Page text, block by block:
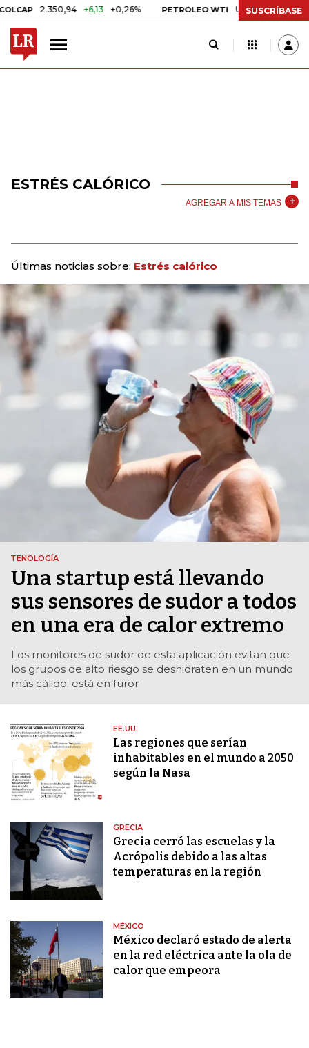
2.350,94 +6,13 +0,26% PETRÓLEO WTI US$ 78,01 US$ 2,92
SUSCRÍBASE
ESTRÉS CALÓRICO
AGREGAR A MIS TEMAS
Últimas noticias sobre: Estrés calórico
TENOLOGÍA
Una startup está llevando
sus sensores de sudor a todos
en una era de calor extremo
Los monitores de sudor de esta aplicación evitan que
los grupos de alto riesgo se deshidraten en un mundo
más cálido; está en furor
EE.UU.
Las regiones que serían
inhabitables en el mundo a 2050
según la Nasa
GRECIA
Grecia cerró las escuelas y la
Acrópolis debido a las altas
temperaturas en la región
MÉXICO
México declaró estado de alerta
en la red eléctrica ante la ola de
calor que empeora